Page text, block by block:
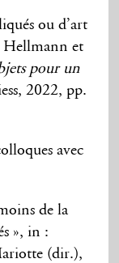
ou d’art
Hellmann et
pour un
2022, pp.
avec
de la
», in :
(dir.),